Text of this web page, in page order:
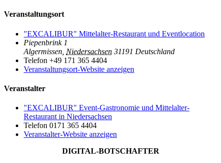
Veranstaltungsort
"EXCALIBUR" Mittelalter-Restaurant und Eventlocation
Piepenbrink 1
Algermissen Niedersachsen 31191 Deutschland
Telefon +49 171 365 4404
Veranstaltungsort-Website anzeigen
Veranstalter
"EXCALIBUR" Event-Gastronomie und Mittelalter-
Restaurant in Niedersachsen
Telefon 0171 365 4404
Veranstalter-Website anzeigen
DIGITAL-BOTSCHAFTER